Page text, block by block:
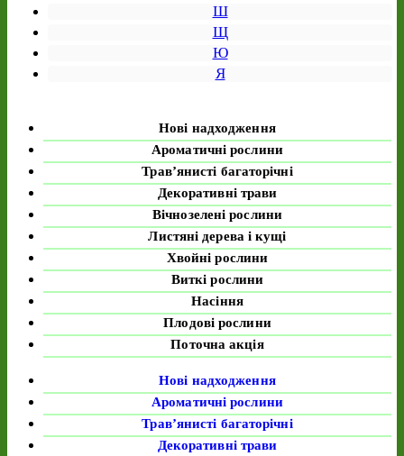
Ш
Щ
Ю
Я
Нові надходження
Ароматичні рослини
Трав’янисті багаторічні
Декоративні трави
Вічнозелені рослини
Листяні дерева і кущі
Хвойні рослини
Виткі рослини
Насіння
Плодові рослини
Поточна акція
Нові надходження
Ароматичні рослини
Трав’янисті багаторічні
Декоративні трави